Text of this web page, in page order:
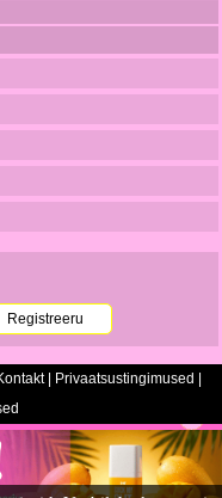
Registreeru
| Privaatsustingimused